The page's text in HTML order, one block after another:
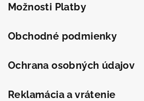
Možnosti Platby
Obchodné podmienky
Ochrana osobných údajov
Reklamácia a vrátenie